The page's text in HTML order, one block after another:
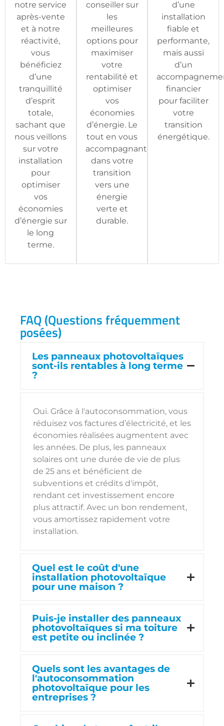
notre service
après-vente
et à notre
réactivité,
vous
bénéficiez
d’une
tranquillité
d’esprit
totale,
sachant que
nous veillons
sur votre
installation
pour
optimiser
vos
économies
d’énergie sur
le long
terme.
conseiller sur
les
meilleures
options pour
maximiser
votre
rentabilité et
optimiser
vos
économies
d’énergie. Le
tout en vous
accompagnant
dans votre
transition
vers une
énergie
verte et
durable.
d’une
installation
fiable et
performante,
mais aussi
d’un
financier
pour faciliter
votre
transition
énergétique.
FAQ (Questions fréquemment
posées)
Les panneaux photovoltaïques
sont-ils rentables à long terme
?
Oui. Grâce à l'autoconsommation, vous
réduisez vos factures d’électricité, et les
économies réalisées augmentent avec
les années. De plus, les panneaux
solaires ont une durée de vie de plus
de 25 ans et bénéficient de
subventions et crédits d'impôt,
rendant cet investissement encore
plus attractif. Avec un bon rendement,
vous amortissez rapidement votre
installation.
Quel est le coût d'une
installation photovoltaïque
pour une maison ?
Puis-je installer des panneaux
photovoltaïques si ma toiture
est petite ou inclinée ?
Quels sont les avantages de
l'autoconsommation
photovoltaïque pour les
entreprises ?